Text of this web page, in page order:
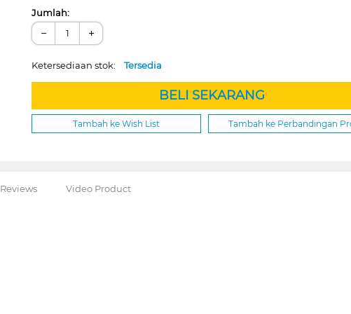
Jumlah:
− +
Ketersediaan stok:Tersedia
BELI SEKARANG
Tambah ke Wish List Tambah ke Perbandingan
Reviews Video Product